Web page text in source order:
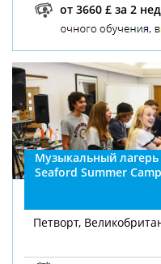
от 3660 £ за 2
Музыкальный
Seaford Summer Camp
Петворт,